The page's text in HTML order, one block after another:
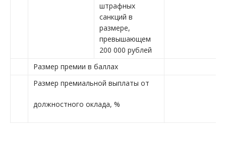
штрафных
санкций в
размере,
превышающем
200 000 рублей
Размер премии в баллах
Размер премиальной выплаты от
должностного оклада, %